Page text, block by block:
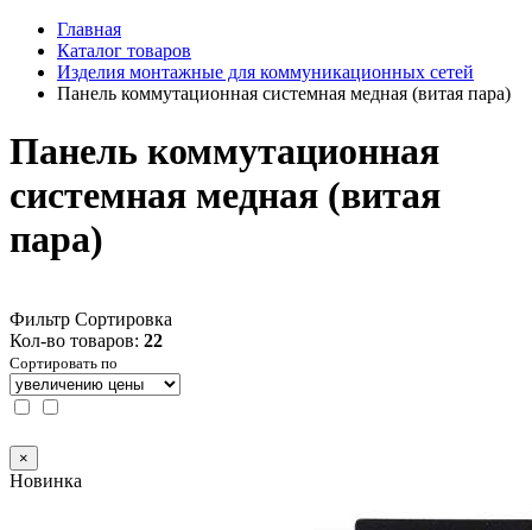
Главная
Каталог товаров
Изделия монтажные для коммуникационных сетей
Панель коммутационная системная медная (витая пара)
Панель коммутационная
системная медная (витая
пара)
Фильтр Сортировка
Кол-во товаров: 22
Сортировать по
×
Новинка